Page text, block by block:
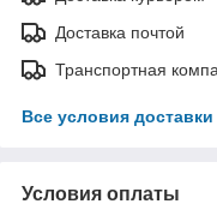
Доставка почтой
Транспортная
Все условия доставки
Условия оплаты